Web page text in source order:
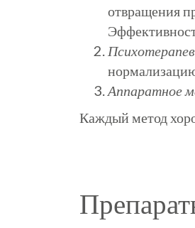
отвращения
Аппаратное
Каждый метод